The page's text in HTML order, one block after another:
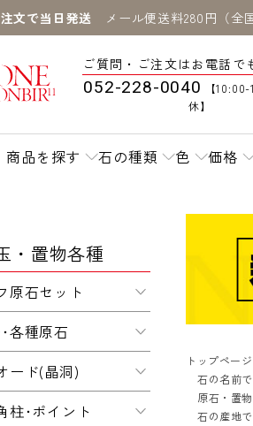
文で当日発送 メール便送料280円（
ご質問・ご注文はお電話で
052-228-0040
【
休】
商品を探す 石の種類 色 価格
トップページ
石の名前
原石・置
石の産地
・置物各種
原石セット
各種原石
ード(晶洞)
柱･ポイント